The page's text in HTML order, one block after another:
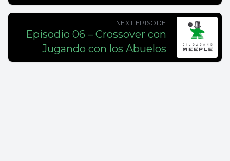
NEXT EPISODE
Episodio 06 – Crossover con
Jugando con los Abuelos